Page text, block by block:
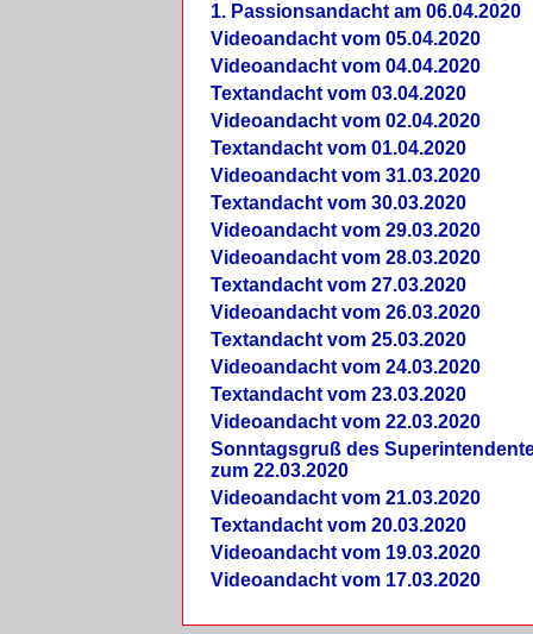
1. Passionsandacht am 06.04.2020
Videoandacht vom 05.04.2020
Videoandacht vom 04.04.2020
Textandacht vom 03.04.2020
Videoandacht vom 02.04.2020
Textandacht vom 01.04.2020
Videoandacht vom 31.03.2020
Textandacht vom 30.03.2020
Videoandacht vom 29.03.2020
Videoandacht vom 28.03.2020
Textandacht vom 27.03.2020
Videoandacht vom 26.03.2020
Textandacht vom 25.03.2020
Videoandacht vom 24.03.2020
Textandacht vom 23.03.2020
Videoandacht vom 22.03.2020
Sonntagsgruß des
zum 22.03.2020
Videoandacht vom 21.03.2020
Textandacht vom 20.03.2020
Videoandacht vom 19.03.2020
Videoandacht vom 17.03.2020